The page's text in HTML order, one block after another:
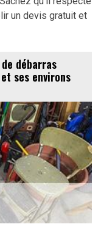
un devis gratuit et
débarras
ses environs